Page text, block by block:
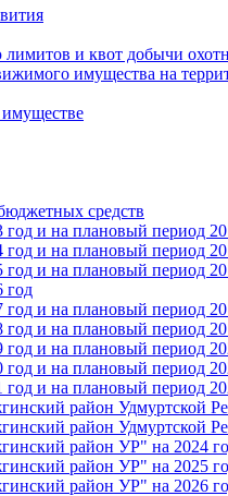
и квот добычи
имущества на
средств
и на плановый период
и на плановый период
и на плановый период
год
и на плановый период
и на плановый период
и на плановый период
и на плановый период
и на плановый период
район Удмуртской
район Удмуртской
район УР" на 2024
район УР" на 2025
район УР" на 2026